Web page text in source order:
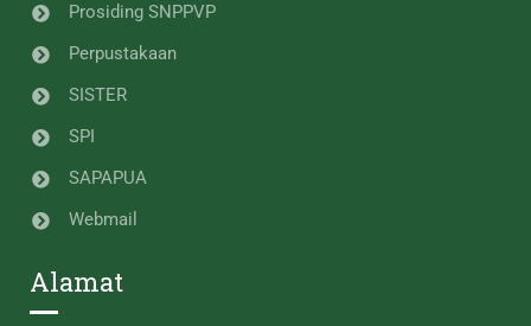
Prosiding SNPPVP
Perpustakaan
SISTER
SPI
SAPAPUA
Webmail
Alamat